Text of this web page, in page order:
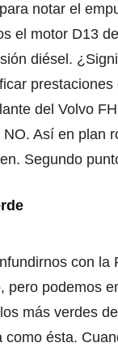
notar el
el motor D13
diésel.
del Volvo
Así en plan
Segundo
con la
pero podemos
más verdes
como ésta.